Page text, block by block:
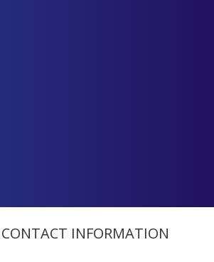
CONTACT INFORMATION